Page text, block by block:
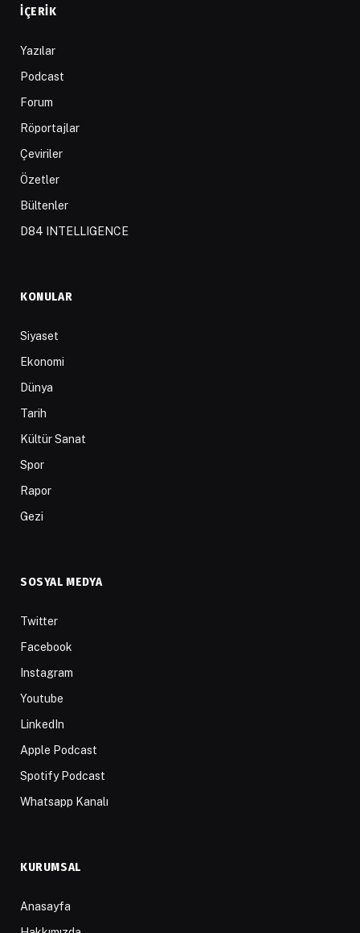
İÇERIK
Yazılar
Podcast
Forum
Röportajlar
Çeviriler
Özetler
Bültenler
D84 INTELLIGENCE
KONULAR
Siyaset
Ekonomi
Dünya
Tarih
Kültür Sanat
Spor
Rapor
Gezi
SOSYAL MEDYA
Twitter
Facebook
Instagram
Youtube
LinkedIn
Apple Podcast
Spotify Podcast
Whatsapp Kanalı
KURUMSAL
Anasayfa